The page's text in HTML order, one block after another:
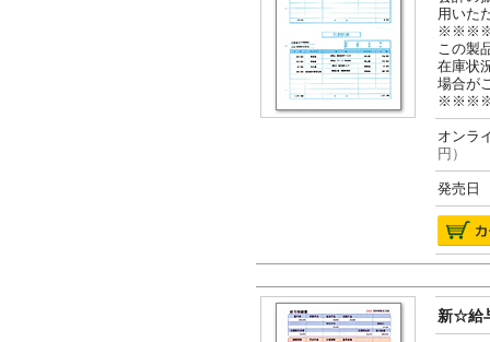
用いた
この製
在庫状
場合が
オン
円）
発売日
新☆給